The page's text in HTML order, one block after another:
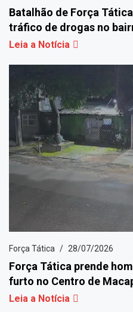
Batalhão de Força
tráfico de drogas no
Leia a Notícia
Força Tática 28/07/2026
Força Tática prende
furto no Centro de
Leia a Notícia